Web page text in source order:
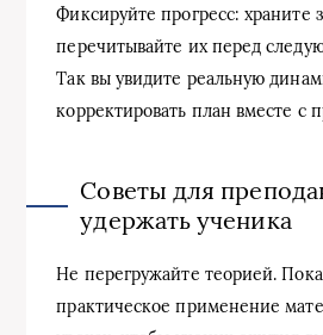
Фиксируйте прогресс: храните
перечитывайте их перед
Так вы увидите реальную
корректировать план вместе с
Советы для
удержать ученика
Не перегружайте теорией.
практическое применение